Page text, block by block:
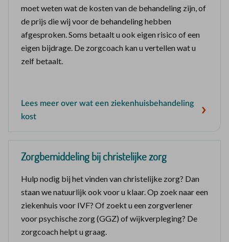
moet weten wat de kosten van de behandeling zijn, of
de prijs die wij voor de behandeling hebben
afgesproken. Soms betaalt u ook eigen risico of een
eigen bijdrage. De zorgcoach kan u vertellen wat u
zelf betaalt.
Lees meer over wat een ziekenhuisbehandeling
kost
Zorgbemiddeling bij christelijke zorg
Hulp nodig bij het vinden van christelijke zorg? Dan
staan we natuurlijk ook voor u klaar. Op zoek naar een
ziekenhuis voor IVF? Of zoekt u een zorgverlener
voor psychische zorg (GGZ) of wijkverpleging? De
zorgcoach helpt u graag.